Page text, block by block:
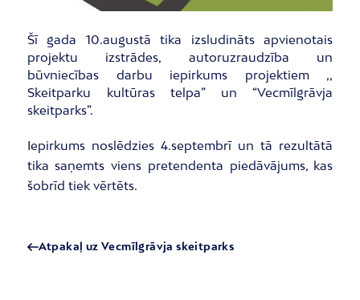
Šī gada 10.augustā tika izsludināts apvienotais
projektu izstrādes, autoruzraudzība un
būvniecības darbu iepirkums projektiem ,,
Skeitparku kultūras telpa” un “Vecmīlgrāvja
skeitparks”.
Iepirkums noslēdzies 4.septembrī un tā rezultātā
tika saņemts viens pretendenta piedāvājums, kas
šobrīd tiek vērtēts.
Atpakaļ uz Vecmīlgrāvja skeitparks